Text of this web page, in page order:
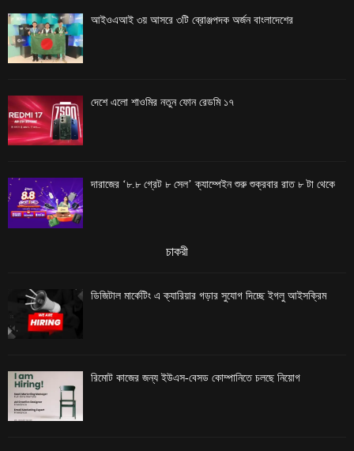
আইওএআই ৩য় আসরে ৩টি ব্রোঞ্জপদক অর্জন বাংলাদেশের
দেশে এলো শাওমির নতুন ফোন রেডমি ১৭
দারাজের ‘৮.৮ গ্রেট ৮ সেল’ ক্যাম্পেইন শুরু শুক্রবার রাত ৮ টা থেকে
চাকরী
ডিজিটাল মার্কেটিং এ ক্যারিয়ার গড়ার সুযোগ দিচ্ছে ইগলু আইসক্রিম
রিমোট কাজের জন্য ইউএস-বেসড কোম্পানিতে চলছে নিয়োগ